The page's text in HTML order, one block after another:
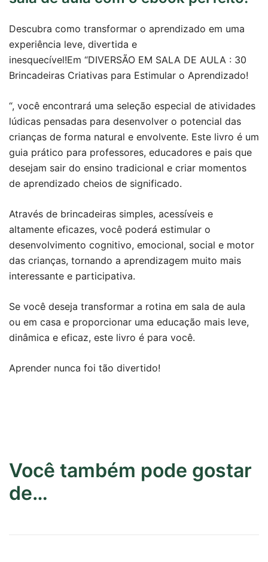
Descubra como transformar o aprendizado em uma
experiência leve, divertida e
inesquecível!Em “DIVERSÃO EM SALA DE AULA : 30
Brincadeiras Criativas para Estimular o Aprendizado!
“, você encontrará uma seleção especial de atividades
lúdicas pensadas para desenvolver o potencial das
crianças de forma natural e envolvente. Este livro é um
guia prático para professores, educadores e pais que
desejam sair do ensino tradicional e criar momentos
de aprendizado cheios de significado.
Através de brincadeiras simples, acessíveis e
altamente eficazes, você poderá estimular o
desenvolvimento cognitivo, emocional, social e motor
das crianças, tornando a aprendizagem muito mais
interessante e participativa.
Se você deseja transformar a rotina em sala de aula
ou em casa e proporcionar uma educação mais leve,
dinâmica e eficaz, este livro é para você.
Aprender nunca foi tão divertido!
Você também pode gostar
de…